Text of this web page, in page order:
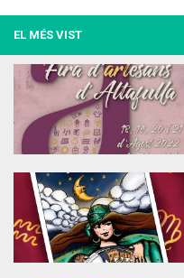
Fem un
EL MÉS VIST